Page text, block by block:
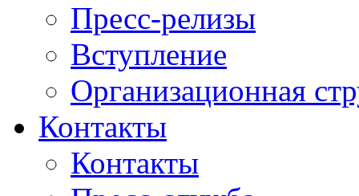
Пресс-релизы
Вступление
Организационная
Контакты
Контакты